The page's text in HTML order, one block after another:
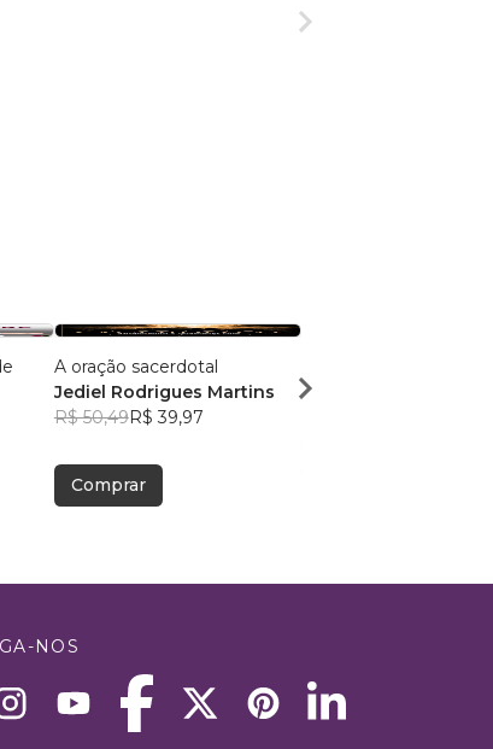
A oração sacerdotal
Jediel Rodrigues Martins
R$ 50,49R$ 39,97
Comprar
Mulheres
NOS